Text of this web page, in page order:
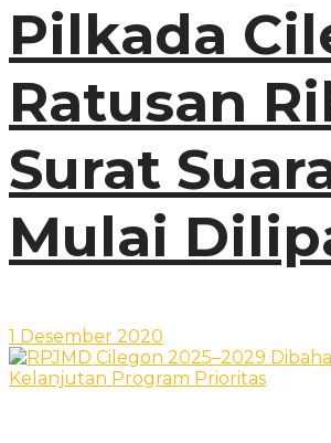
Pilkada
Ratusan
Surat
Mulai
1 Desember 2020